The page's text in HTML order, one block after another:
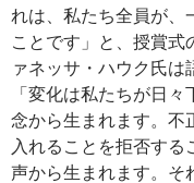
れは、私たち全員が、
ことです」と、授賞
ァネッサ・ハウク氏は
「変化は私たちが日
念から生まれます。不
入れることを拒否す
声から生まれます。そ